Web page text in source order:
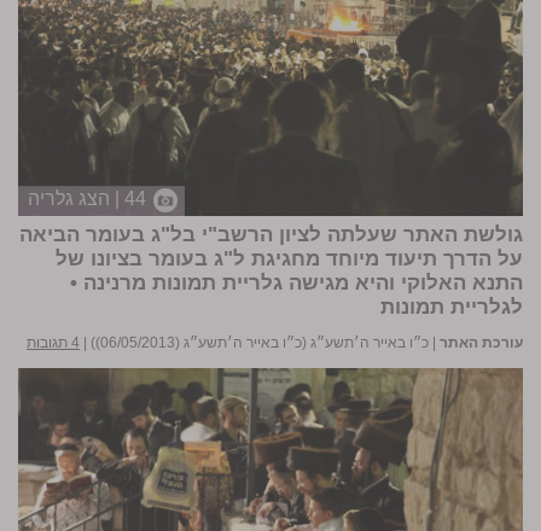
44 | הצג גלריה
גולשת האתר שעלתה לציון הרשב"י בל"ג בעומר הביאה
על הדרך תיעוד מיוחד מחגיגת ל"ג בעומר בציונו של
התנא האלוקי והיא מגישה גלריית תמונות מרנינה •
לגלריית תמונות
עורכת האתר | כ״ו באייר ה׳תשע״ג (כ״ו באייר ה׳תשע״ג (06/05/2013)) | 4 תגובות